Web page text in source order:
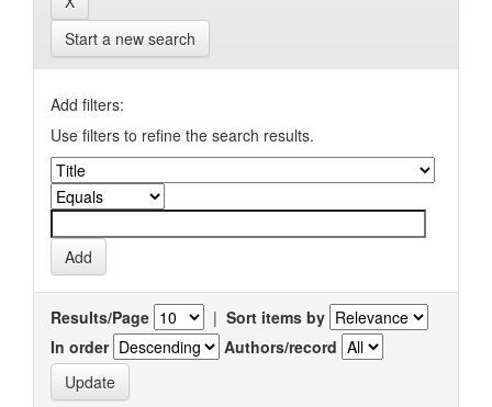
Start a new search
Add filters:
Use filters to refine the search results.
Results/Page | Sort items by
In order
Authors/record